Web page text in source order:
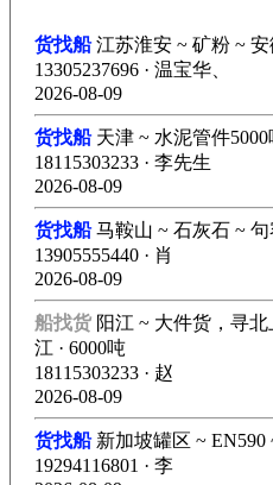
货找船江苏淮安 ~ 矿粉 ~ 安
13305237696 · 温宝华、
2026-08-09
货找船天津 ~ 水泥管件5000
18115303233 · 李先生
2026-08-09
货找船马鞍山 ~ 石灰石 ~ 句
13905555440 · 肖
2026-08-09
船找货 阳江 ~ 大件货，寻
江 · 6000吨
18115303233 · 赵
2026-08-09
货找船新加坡罐区 ~ EN590
19294116801 · 李